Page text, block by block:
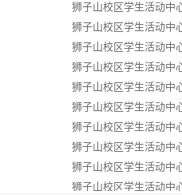
关于重庆市铁路中学
2026年广东省清远市
阿勒泰地区2026年引
第十四师昆玉第一中
狮子山校区学生活动中
狮子山校区学生活动中
狮子山校区学生活动中
狮子山校区学生活动中
狮子山校区学生活动中
狮子山校区学生活动中
狮子山校区学生活动中
狮子山校区学生活动中
狮子山校区学生活动中
狮子山校区学生活动中